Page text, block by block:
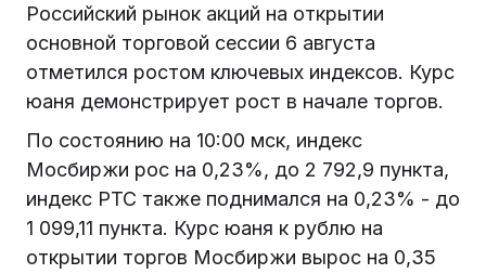
Российский рынок акций на открытии
основной торговой сессии 6 августа
отметился ростом ключевых индексов. Курс
юаня демонстрирует рост в начале торгов.
По состоянию на 10:00 мск, индекс
Мосбиржи рос на 0,23%, до 2 792,9 пункта,
индекс РТС также поднимался на 0,23% - до
1 099,11 пункта. Курс юаня к рублю на
открытии торгов Мосбиржи вырос на 0,35